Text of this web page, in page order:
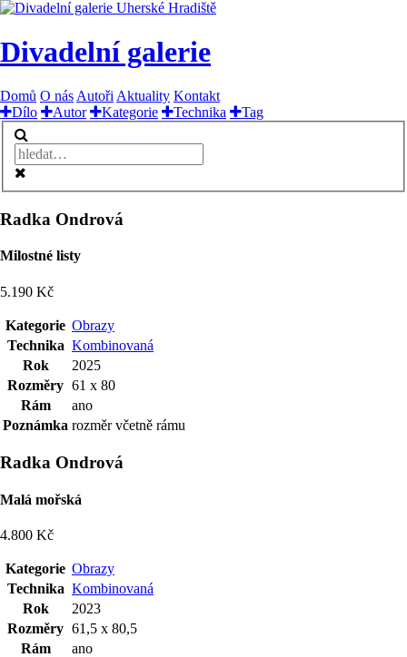
Divadelní galerie
Domů O nás Autoři Aktuality Kontakt
Dílo Autor Kategorie Technika Tag
Radka Ondrová
Milostné listy
5.190 Kč
Kategorie Obrazy
Technika Kombinovaná
Rok
2025
Rozměry 61 x 80
Rám
ano
Poznámka rozměr včetně rámu
Radka Ondrová
Malá mořská
4.800 Kč
Kategorie Obrazy
Technika Kombinovaná
Rok
2023
Rozměry 61,5 x 80,5
Rám
ano